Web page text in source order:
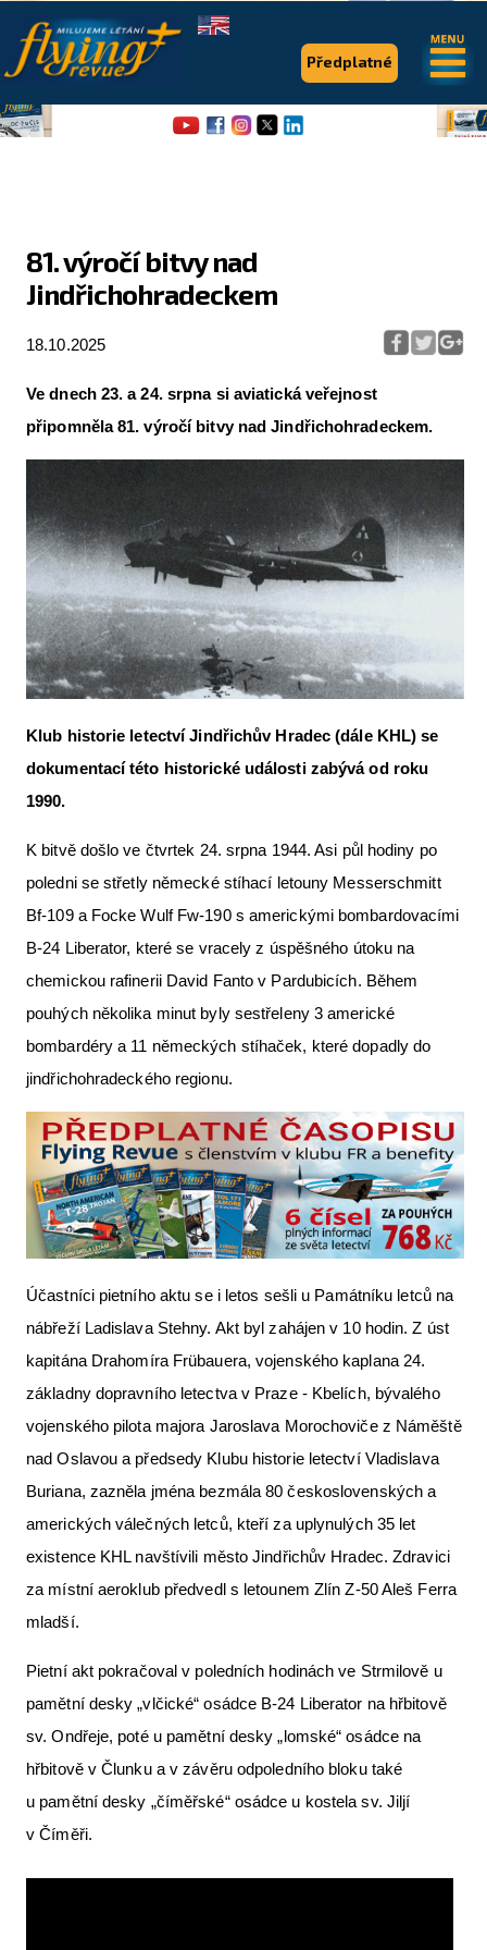
81. výročí bitvy nad
Jindřichohradeckem
18.10.2025
Ve dnech 23. a 24. srpna si aviatická veřejnost
připomněla 81. výročí bitvy nad Jindřichohradeckem.
Klub historie letectví Jindřichův Hradec (dále KHL) se
dokumentací této historické události zabývá od roku
1990.
K bitvě došlo ve čtvrtek 24. srpna 1944. Asi půl hodiny po
poledni se střetly německé stíhací letouny Messerschmitt
Bf-109 a Focke Wulf Fw-190 s americkými bombardovacími
B-24 Liberator, které se vracely z úspěšného útoku na
chemickou rafinerii David Fanto v Pardubicích. Během
pouhých několika minut byly sestřeleny 3 americké
bombardéry a 11 německých stíhaček, které dopadly do
jindřichohradeckého regionu.
Účastníci pietního aktu se i letos sešli u Památníku letců na
nábřeží Ladislava Stehny. Akt byl zahájen v 10 hodin. Z úst
kapitána Drahomíra Frübauera, vojenského kaplana 24.
základny dopravního letectva v Praze - Kbelích, bývalého
vojenského pilota majora Jaroslava Morochoviče z Náměště
nad Oslavou a předsedy Klubu historie letectví Vladislava
Buriana, zazněla jména bezmála 80 československých a
amerických válečných letců, kteří za uplynulých 35 let
existence KHL navštívili město Jindřichův Hradec. Zdravici
za místní aeroklub předvedl s letounem Zlín Z-50 Aleš Ferra
mladší.
Pietní akt pokračoval v poledních hodinách ve Strmilově u
pamětní desky „vlčické“ osádce B-24 Liberator na hřbitově
sv. Ondřeje, poté u pamětní desky „lomské“ osádce na
hřbitově v Člunku a v závěru odpoledního bloku také
u pamětní desky „číměřské“ osádce u kostela sv. Jiljí
v Číměři.
Předplatné
.
Flying Revue
Pro piloty
Letecká videa
Aktuální FR + archiv
Letecká muzea
VFR Communication app
The SAFE Guide app
Nabídky práce v letectví
Inzerujte s námi